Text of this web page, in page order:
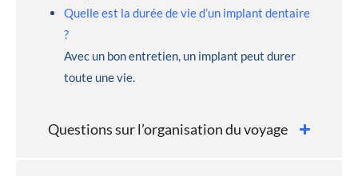
Quelle est la durée de vie d’un implant dentaire
?
Avec un bon entretien, un implant peut durer
toute une vie.
Questions sur l’organisation du voyage